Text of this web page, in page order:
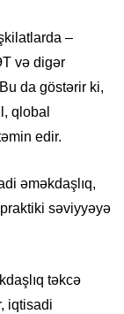
–
və digər
da göstərir ki,
qlobal
edir.
əməkdaşlıq,
səviyyəyə
təkcə
iqtisadi